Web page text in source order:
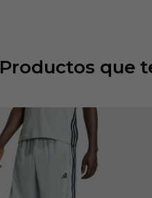
Productos que